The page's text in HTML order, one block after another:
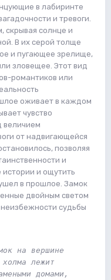
в лабиринте
и тревоги.
скрывая солнце и
В их серой толще
и пугающее зрелище,
зловещее. Этот вид
романтиков или
оживает в каждом
чувство
величием
от надвигающейся
позволяя
и
истории и ощутить
в прошлое. Замок
двойным светом
неизбежности судьбы
на вершине
лежит
домами,